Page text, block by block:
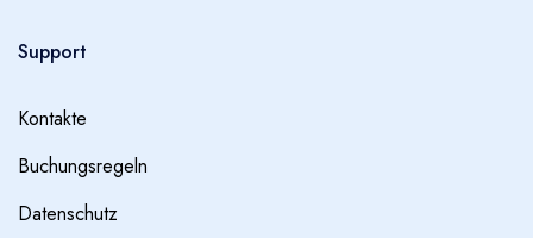
Support
Kontakte
Buchungsregeln
Datenschutz